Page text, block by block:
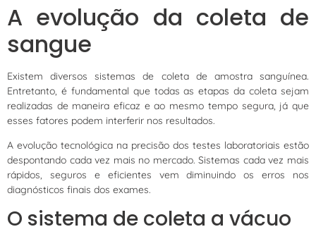
A evolução da coleta de
sangue
Existem diversos sistemas de coleta de amostra sanguínea.
Entretanto, é fundamental que todas as etapas da coleta sejam
realizadas de maneira eficaz e ao mesmo tempo segura, já que
esses fatores podem interferir nos resultados.
A evolução tecnológica na precisão dos testes laboratoriais estão
despontando cada vez mais no mercado. Sistemas cada vez mais
rápidos, seguros e eficientes vem diminuindo os erros nos
diagnósticos finais dos exames.
O sistema de coleta a vácuo